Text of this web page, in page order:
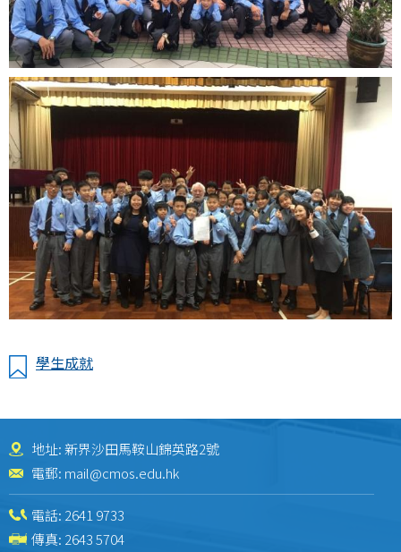
學生成就
地址: 新界沙田馬鞍山錦英路2號
電郵: mail@cmos.edu.hk
電話: 2641 9733
傳真: 2643 5704